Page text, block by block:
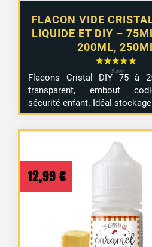
FLACON VIDE
LIQUIDE ET DIY –
200ML,
Flacons Cristal DIY 75 à
transparent, embout
sécurité enfant. Idéal
12,99 €